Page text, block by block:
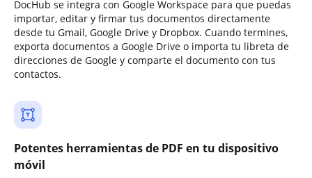
DocHub se integra con Google Workspace para que puedas
importar, editar y firmar tus documentos directamente
desde tu Gmail, Google Drive y Dropbox. Cuando termines,
exporta documentos a Google Drive o importa tu libreta de
direcciones de Google y comparte el documento con tus
contactos.
Potentes herramientas de PDF en tu dispositivo
móvil